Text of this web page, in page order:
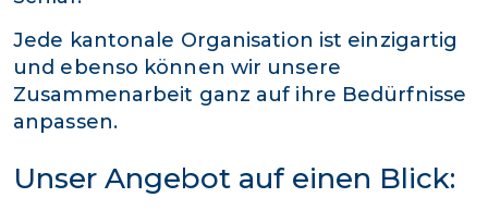
Jede kantonale Organisation ist einzigartig
und ebenso können wir unsere
Zusammenarbeit ganz auf ihre Bedürfnisse
anpassen.
Unser Angebot auf einen Blick: